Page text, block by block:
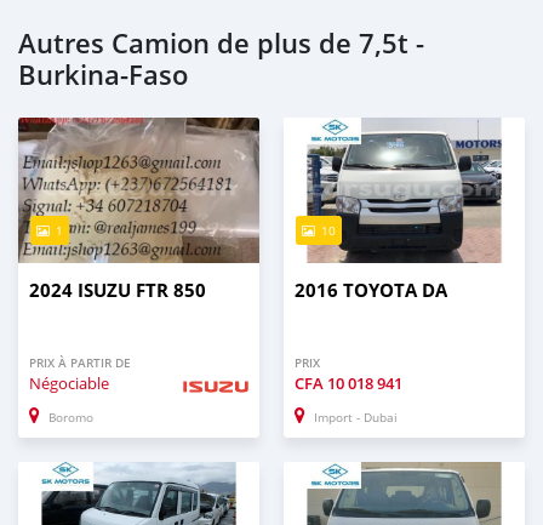
Autres Camion de plus de 7,5t -
Burkina-Faso
1
2024 ISUZU FTR 850
PRIX À PARTIR DE
Négociable
Boromo
10
2016 TOYOTA DA
PRIX
CFA 10 018 941
Import - Dubai